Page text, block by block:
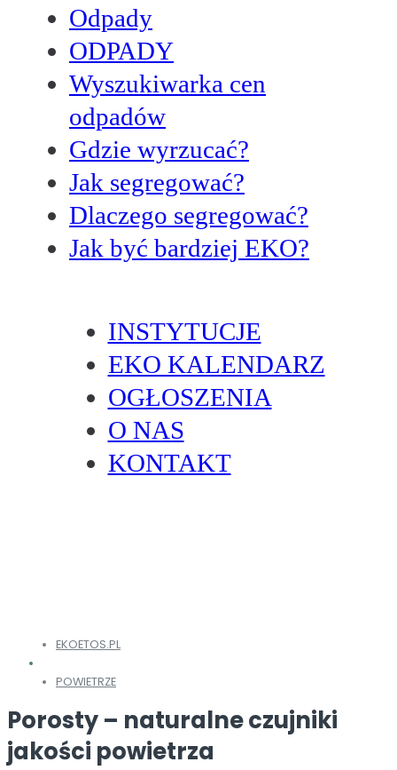
Odpady
ODPADY
Wyszukiwarka cen
odpadów
Gdzie wyrzucać?
Jak segregować?
Dlaczego segregować?
Jak być bardziej EKO?
INSTYTUCJE
EKO KALENDARZ
OGŁOSZENIA
O NAS
KONTAKT
EKOETOS.PL
POWIETRZE
Porosty – naturalne czujniki
jakości powietrza